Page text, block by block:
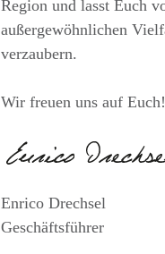
Region und lasst Euch
außergewöhnlichen
verzaubern.
Wir freuen uns auf Euch!
Enrico Drechsel
Geschäftsführer